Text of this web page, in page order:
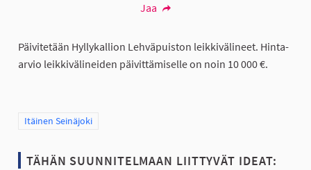
Jaa
Päivitetään Hyllykallion Lehväpuiston leikkivälineet. Hinta-
arvio leikkivälineiden päivittämiselle on noin 10 000 €.
Rajaa tulokset teeman mukaan: Itäinen Seinäjoki
Itäinen Seinäjoki
TÄHÄN SUUNNITELMAAN LIITTYVÄT IDEAT: